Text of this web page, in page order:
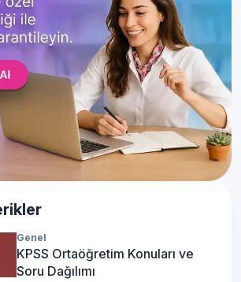
Genel
KPSS Ortaöğretim Konuları ve
Soru Dağılımı